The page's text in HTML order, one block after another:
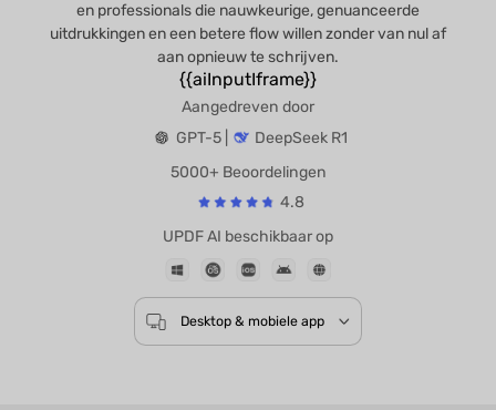
en professionals die nauwkeurige, genuanceerde
uitdrukkingen en een betere flow willen zonder van nul af
aan opnieuw te schrijven.
{{aiInputIframe}}
Aangedreven door
5000+ Beoordelingen
UPDF AI beschikbaar op